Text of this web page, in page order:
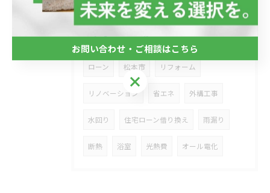
タグ
ローン 松本市 リフォーム
リノベーション 省エネ 外構工事
水回り 住宅ローン借り換え 雨漏り
断熱 浴室 光熱費 オール電化
お問い合わせ・ご相談はこちら
お問い合わせ・ご相談はこちら